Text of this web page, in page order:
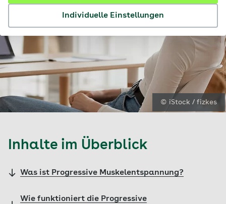
Individuelle Einstellungen
© iStock / fizkes
Inhalte im Überblick
Was ist Progressive Muskelentspannung?
Wie funktioniert die Progressive